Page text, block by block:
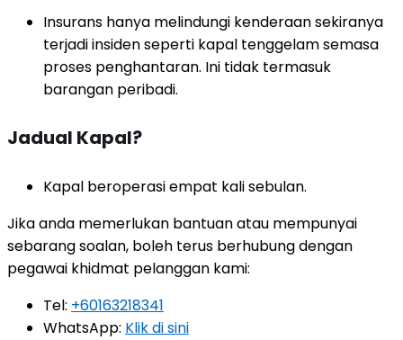
Insurans hanya melindungi kenderaan sekiranya
terjadi insiden seperti kapal tenggelam semasa
proses penghantaran. Ini tidak termasuk
barangan peribadi.
Jadual Kapal?
Kapal beroperasi empat kali sebulan.
Jika anda memerlukan bantuan atau mempunyai
sebarang soalan, boleh terus berhubung dengan
pegawai khidmat pelanggan kami:
Tel: +60163218341
WhatsApp: Klik di sini